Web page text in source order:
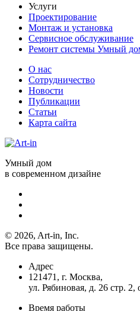
Услуги
Проектирование
Монтаж и установка
Сервисное обслуживание
Ремонт системы Умный
О нас
Сотрудничество
Новости
Публикации
Статьи
Карта сайта
Умный дом
в современном дизайне
© 2026, Art-in, Inc.
Все права защищены.
Адрес
121471, г. Москва,
ул. Рябиновая, д. 26 стр. 2,
Время работы